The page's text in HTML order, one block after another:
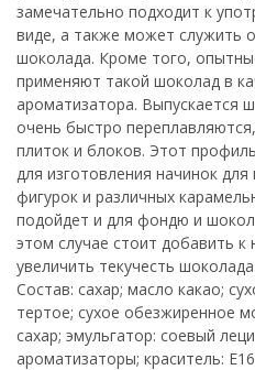
замечательно подходит к
виде, а также может служить
шоколада. Кроме того,
применяют такой шоколад в
ароматизатора. Выпускается
очень быстро
плиток и блоков. Этот
для изготовления начинок
фигурок и различных
подойдет и для фондю и
этом случае стоит добавить
увеличить текучесть шоколада.
Состав: сахар; масло какао;
тертое; сухое обезжиренное
сахар; эмульгатор: соевый
ароматизаторы; краситель: